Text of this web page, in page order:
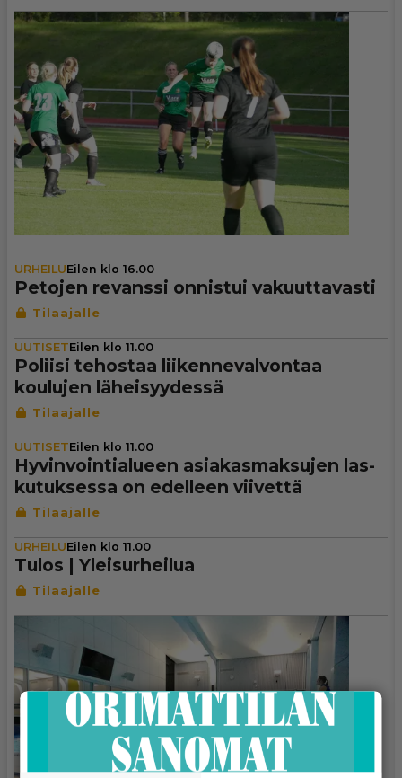
URHEILUEilen klo 16.00
Petojen revanssi onnistui vakuut­ta­vasti
UUTISETEilen klo 11.00
Poliisi tehostaa lii­ken­ne­val­von­taa
koulujen lähei­syy­dessä
UUTISETEilen klo 11.00
Hyvin­voin­ti­a­lu­een asi­a­kas­mak­su­jen las­
ku­tuk­sessa on edelleen viivettä
URHEILUEilen klo 11.00
Tulos | Ylei­sur­hei­lua